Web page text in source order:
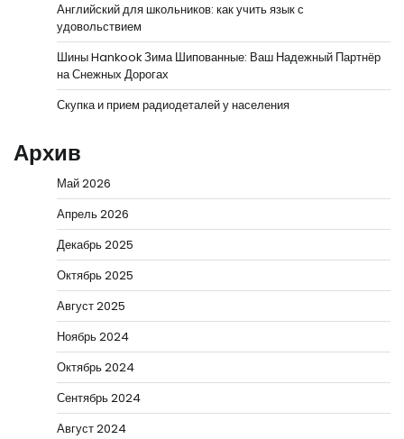
Английский для школьников: как учить язык с
удовольствием
Шины Hankook Зима Шипованные: Ваш Надежный Партнёр
на Снежных Дорогах
Скупка и прием радиодеталей у населения
Архив
Май 2026
Апрель 2026
Декабрь 2025
Октябрь 2025
Август 2025
Ноябрь 2024
Октябрь 2024
Сентябрь 2024
Август 2024